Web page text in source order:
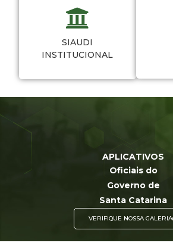
SIAUDI
INSTITUCIONAL
APLICATIVOS
Oficiais do
Governo de
Santa Catarina
VERIFIQUE NOSSA GALERIA